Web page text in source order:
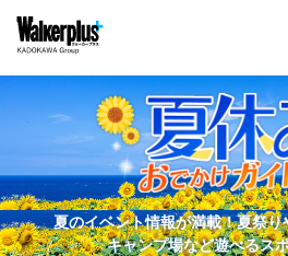
夏のイベント情報が満載！夏祭
キャンプ場など遊べるス